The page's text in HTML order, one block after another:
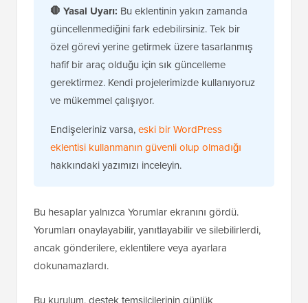
🛑 Yasal Uyarı: Bu eklentinin yakın zamanda
güncellenmediğini fark edebilirsiniz. Tek bir
özel görevi yerine getirmek üzere tasarlanmış
hafif bir araç olduğu için sık güncelleme
gerektirmez. Kendi projelerimizde kullanıyoruz
ve mükemmel çalışıyor.
Endişeleriniz varsa,eski bir WordPress
eklentisi kullanmanın güvenli olup olmadığı
hakkındaki yazımızı inceleyin.
Bu hesaplar yalnızca Yorumlar ekranını gördü.
Yorumları onaylayabilir, yanıtlayabilir ve silebilirlerdi,
ancak gönderilere, eklentilere veya ayarlara
dokunamazlardı.